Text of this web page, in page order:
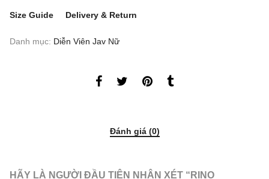
Size Guide Delivery & Return
Danh mục: Diễn Viên Jav Nữ
Đánh giá (0)
HÃY LÀ NGƯỜI ĐẦU TIÊN NHẬN XÉT “RINO